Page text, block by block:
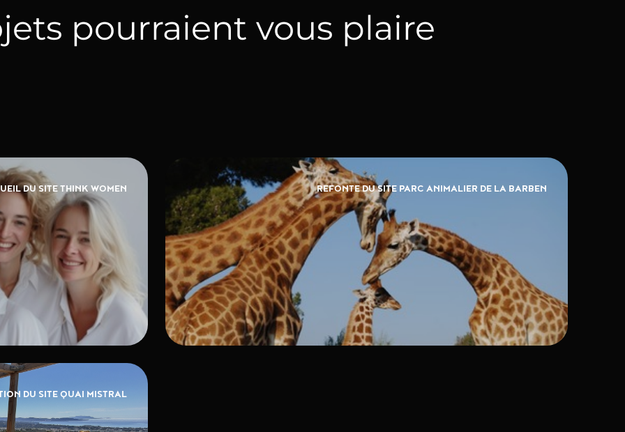
pourraient vous plaire
DU SITE THINK WOMEN REFONTE DU SITE PARC ANIMALIER DE LA BARBEN
DU SITE QUAI MISTRAL